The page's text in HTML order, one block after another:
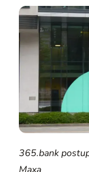
365.bank